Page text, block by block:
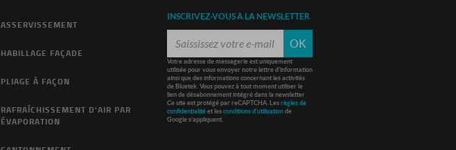
ASSERVISSEMENT
HABILLAGE FAÇADE
PLIAGE À FAÇON
RAFRAÎCHISSEMENT D'AIR PAR
ÉVAPORATION
INSCRIVEZ-VOUS À LA NEWSLETTER
OK
Votre adresse de messagerie est uniquement
utilisée pour vous envoyer notre lettre d'information
ainsi que des informations concernant les activités
de Bluetek. Vous pouvez à tout moment utiliser le
lien de désabonnement intégré dans la newsletter
Ce site est protégé par reCAPTCHA. Les règles de
confidentialité et les conditions d'utilisation de
Google s'appliquent.